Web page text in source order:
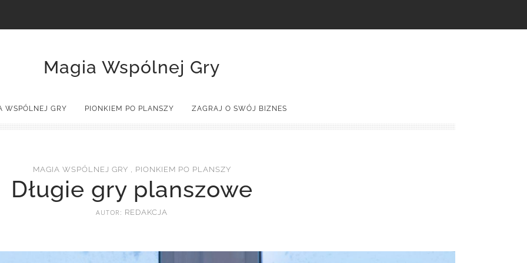
Magia Wspólnej Gry
WSPÓLNEJ GRY PIONKIEM PO PLANSZY ZAGRAJ O SWÓJ BIZNES
MAGIA WSPÓLNEJ GRY , PIONKIEM PO PLANSZY
Długie gry planszowe
AUTOR: REDAKCJA